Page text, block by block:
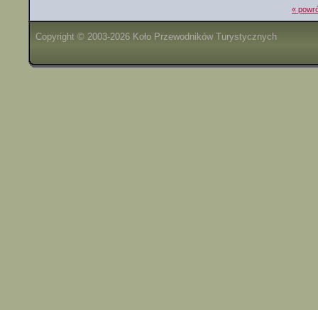
«
Copyright © 2003-2026 Koło Przewodników Turystycznych